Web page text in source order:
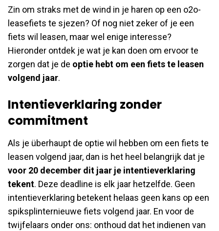
Zin om straks met de wind in je haren op een o2o-
leasefiets te sjezen? Of nog niet zeker of je een
fiets wil leasen, maar wel enige interesse?
Hieronder ontdek je wat je kan doen om ervoor te
zorgen dat je de optie hebt om een fiets te leasen
volgend jaar.
Intentieverklaring zonder
commitment
Als je überhaupt de optie wil hebben om een fiets te
leasen volgend jaar, dan is het heel belangrijk dat je
voor 20 december dit jaar je intentieverklaring
tekent. Deze deadline is elk jaar hetzelfde. Geen
intentieverklaring betekent helaas geen kans op een
spiksplinternieuwe fiets volgend jaar. En voor de
twijfelaars onder ons: onthoud dat het indienen van